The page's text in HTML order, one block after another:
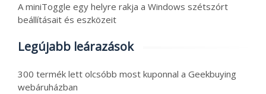
A miniToggle egy helyre rakja a Windows szétszórt
beállításait és eszközeit
Legújabb leárazások
300 termék lett olcsóbb most kuponnal a Geekbuying
webáruházban